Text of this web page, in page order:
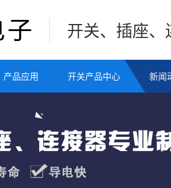
开关、插座
产品应用 开关产品中心 新闻